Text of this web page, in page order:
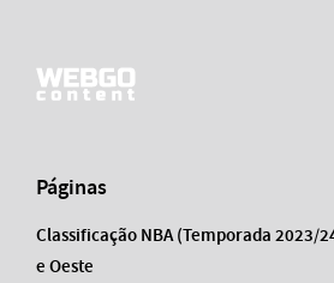
Páginas
Classificação NBA (Temporada 2023/
e Oeste